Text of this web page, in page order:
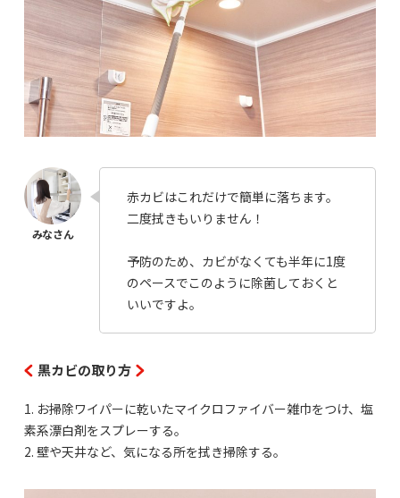
赤カビはこれだけで簡単に落ちます。
二度拭きもいりません！
予防のため、カビがなくても半年に1度
のペースでこのように除菌しておくと
いいですよ。
黒カビの取り方
1. お掃除ワイパーに乾いたマイクロファイバー雑巾をつけ、塩
素系漂白剤をスプレーする。
2. 壁や天井など、気になる所を拭き掃除する。